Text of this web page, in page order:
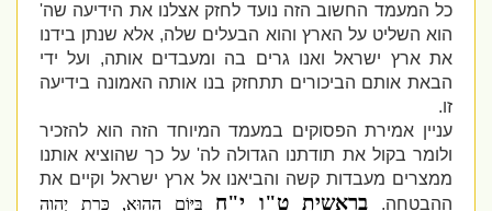
כל המעמד החשוב הזה נועד לחזק אצלנו את הידיעה שה'
הוא השליט על הארץ והוא הבעלים שלה, אלא שנתן בידנו
את ארץ ישראל ואנו גרים בה ומעבדים אותה, ועל ידי
הבאת אותם הביכורים תתחזק בנו אותה האמונה בידיעה
עניין אמירת הפסוקים במעמד המיוחד הזה הוא להזכיר
ולומר בקול את תודתנו הגדולה לה' על כך שהוציא אותנו
ממצרים מעבדות קשה והביאנו אל ארץ ישראל וקיים את
ההבטחה.בראשית ט"ו י"חבַּיּוֹם הַהוּא, כָּרַת יְהוָה